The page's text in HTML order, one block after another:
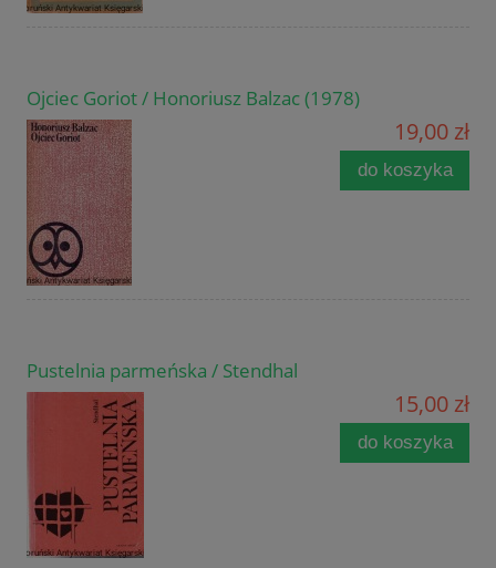
Ojciec Goriot / Honoriusz Balzac (1978)
19,00 zł
do koszyka
Pustelnia parmeńska / Stendhal
15,00 zł
do koszyka